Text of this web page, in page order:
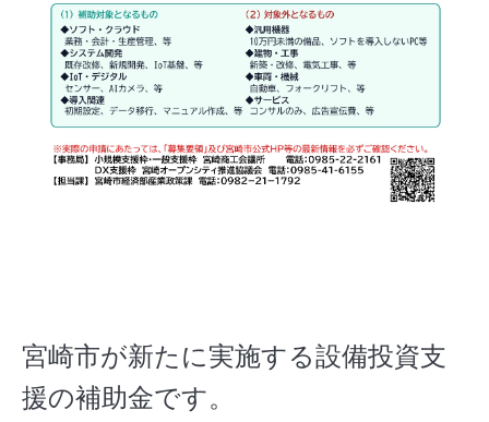
宮崎市が新たに実施する設備投資支
援の補助金です。